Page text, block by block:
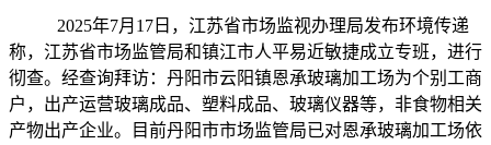
2025年7月17日，江苏省市场监视办理局发布环境传递
称，江苏省市场监管局和镇江市人平易近敏捷成立专班，进行
彻查。经查询拜访：丹阳市云阳镇恩承玻璃加工场为个别工商
户，出产运营玻璃成品、塑料成品、玻璃仪器等，非食物相关
产物出产企业。目前丹阳市市场监管局已对恩承玻璃加工场依